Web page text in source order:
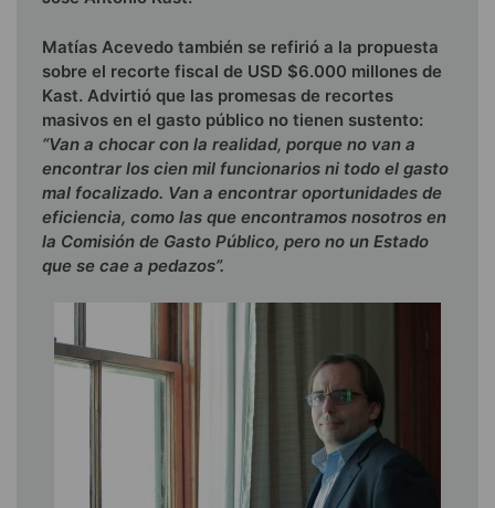
Matías Acevedo también se refirió a la propuesta
sobre el recorte fiscal de USD $6.000 millones de
Kast. Advirtió que las promesas de recortes
masivos en el gasto público no tienen sustento:
“Van a chocar con la realidad, porque no van a
encontrar los cien mil funcionarios ni todo el gasto
mal focalizado. Van a encontrar oportunidades de
eficiencia, como las que encontramos nosotros en
la Comisión de Gasto Público, pero no un Estado
que se cae a pedazos”.